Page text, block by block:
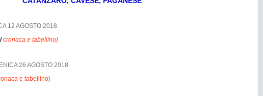
12 AGOSTO 2018
cronaca e tabellino)
26 AGOSTO 2018
e tabellino)